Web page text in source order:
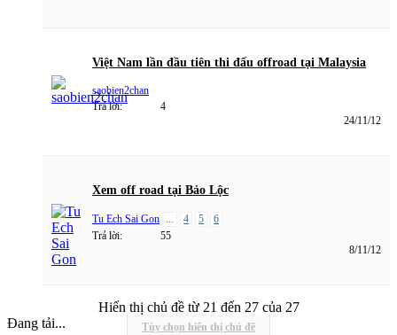
Việt Nam lần đầu tiên thi đấu offroad tại Malaysia
saobien2chan
Trả lời:
4
24/11/12
Xem off road tại Bảo Lộc
Tu Ech Sai Gon 4 5
6
Trả lời:
55
8/11/12
Hiển thị chủ đề từ 21 đến 27 của 27
Tùy chọn hiển thị chủ đề
Đang tải...